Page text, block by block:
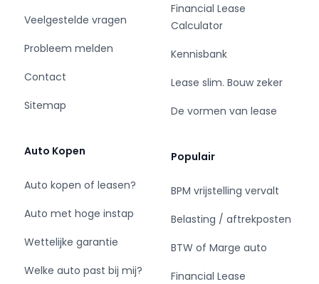
Veelgestelde vragen
Probleem melden
Contact
Sitemap
Auto Kopen
Auto kopen of leasen?
Auto met hoge instap
Wettelijke garantie
Welke auto past bij mij?
Financial Lease
Calculator
Kennisbank
Lease slim. Bouw zeker
De vormen van lease
Populair
BPM vrijstelling vervalt
Belasting / aftrekposten
BTW of Marge auto
Financial Lease